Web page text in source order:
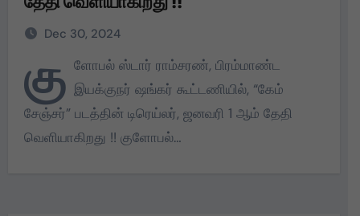
Dec 30, 2024
கு ளோபல் ஸ்டார் ராம்சரண், பிரம்மாண்ட
இயக்குநர் ஷங்கர் கூட்டணியில், “கேம்
சேஞ்சர்” படத்தின் டிரெய்லர், ஜனவரி 1 ஆம் தேதி
வெளியாகிறது !! குளோபல்…